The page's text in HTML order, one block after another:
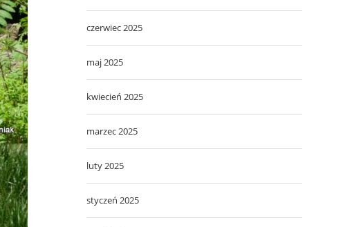
czerwiec 2025
maj 2025
kwiecień 2025
marzec 2025
luty 2025
styczeń 2025